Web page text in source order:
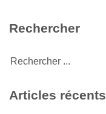
Rechercher
Articles récents